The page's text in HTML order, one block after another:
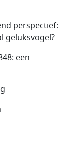
perspectief:
geluksvogel?
een